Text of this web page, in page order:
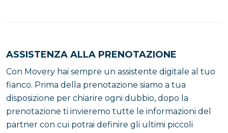
ASSISTENZA ALLA PRENOTAZIONE
Con Movery hai sempre un assistente digitale al tuo
fianco. Prima della prenotazione siamo a tua
disposizione per chiarire ogni dubbio, dopo la
prenotazione ti invieremo tutte le informazioni del
partner con cui potrai definire gli ultimi piccoli